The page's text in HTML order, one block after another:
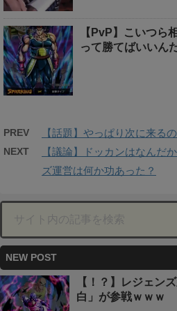
【PvP】こいつら
って勝てばいいん
PREV 【話題】やっぱり次に来る
NEXT
【議論】ドッカンはなんだ
ズ運営は何か功あった？
NEW POST
【！？】レジェン
白」が参戦ｗｗｗ